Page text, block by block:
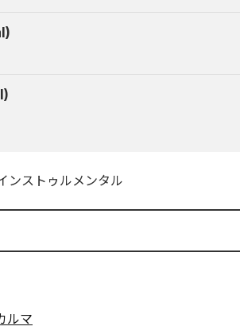
ンストゥルメンタル
ルマ